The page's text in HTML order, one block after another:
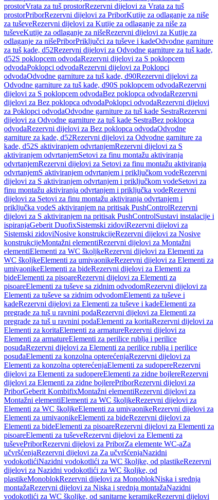
prostorVrata za tuš prostorRezervni dijelovi za Vrata za tuš
prostorPriborRezervni dijelovi za PriborKutije za odlaganje za niše
za tuševeRezervni dijelovi za Kutije za odlaganje za niše za
tuševeKutije za odlaganje za nišeRezervni dijelovi za Kutije za
odlaganje za nišePriborPriključci za tuševe i kadeOdvodne garniture
za tuš kade, d52Rezervni dijelovi za Odvodne garniture za tuš kade,
d52S poklopcem odvodaRezervni dijelovi za S poklopcem
odvodaPoklopci odvodaRezervni dijelovi za Poklopci
odvodaOdvodne garniture za tuš kade, d90Rezervni dijelovi za
Odvodne garniture za tuš kade, d90S poklopcem odvodaRezervni
dijelovi za S poklopcem odvodaBez poklopca odvodaRezervni
dijelovi za Bez poklopca odvodaPoklopci odvodaRezervni dijelovi
za Poklopci odvodaOdvodne garniture za tuš kade SestraRezervni
dijelovi za Odvodne garniture za tuš kade SestraBez poklopca
odvodaRezervni dijelovi za Bez poklopca odvodaOdvodne
garniture za kade, d52Rezervni dijelovi za Odvodne garniture za
kade, d52S aktiviranjem odvrtanjemRezervni dijelovi za S
aktiviranjem odvrtanjemSetovi za finu montažu aktiviranja
odvrtanjemRezervni dijelovi za Setovi za finu montažu aktiviranja
odvrtanjemS aktiviranjem odvrtanjem i priključkom vodeRezervni
dijelovi za S aktiviranjem odvrtanjem i priključkom vodeSetovi za
finu montažu aktiviranja odvrtanjem i priključka vodeRezervni
dijelovi za Setovi za finu montažu aktiviranja odvrtanjem i
priključka vodeS aktiviranjem na pritisak PushControlRezervni
dijelovi za S aktiviranjem na pritisak PushControlSustavi instalacije i
ispiranjaGeberit DuofixSistemski zidoviRezervni dijelovi za
Sistemski zidoviNosive konstrukcijeRezervni dijelovi za Nosive
konstrukcijeMontažni elementiRezervni dijelovi za Montažni
elementiElementi za WC školjkeRezervni dijelovi za Elementi za
WC školjkeElementi za umivaonikeRezervni dijelovi za Elementi za
umivaonikeElementi za bideRezervni dijelovi za Elementi za
bideElementi za pisoareRezervni dijelovi za Elementi za
pisoareElementi za tuševe sa zidnim odvodomRezervni dijelovi za
Elementi za tuševe sa zidnim odvodomElementi za tuševe i
kadeRezervni dijelovi za Elementi za tuševe i kadeElementi za
pregrade za tuš u ravnini podaRezervni dijelovi za Elementi za
pregrade za tuš u ravnini podaElementi za koritaRezervni dijelovi za
Elementi za koritaElementi za armatureRezervni dijelovi za
Elementi za armatureElementi za perilice rublja i perilice
posuđaRezervni dijelovi za Elementi za perilice rublja i perilice
posuđaElementi za konzolna opterećenjaRezervni dijelovi za
Elementi za konzolna opterećenjaElementi za sudopereRezervni
dijelovi za Elementi za sudopereElementi za zidne bojlereRezervni
dijelovi za Elementi za zidne bojlerePriborRezervni dijelovi za
PriborGeberit KombifixMontažni elementiRezervni dijelovi za
Montažni elementiElementi za WC školjkeRezervni dijelovi za
Elementi za WC školjkeElementi za umivaonikeRezervni dijelovi za
Elementi za umivaonikeElementi za bideRezervni dijelovi za
Elementi za bideElementi za pisoareRezervni dijelovi za Elementi za
pisoareElementi za tuševeRezervni dijelovi za Elementi za
tuševePriborRezervni dijelovi za PriborZa elemente WC-aZa
učvršćenjaRezervni dijelovi za Za učvršćenjaNazidni
vodokotlićiNazidni vodokotlići za WC školjke, od plastikeRezervni
dijelovi za Nazidni vodokotlići za WC školjke, od
plastikeMonoblokRezervni dijelovi za MonoblokNiska i srednja
montažaRezervni dijelovi za Niska i srednja montažaNazidni
vodokotlići za WC školjke, od sanitarne keramikeRezervni dijelovi